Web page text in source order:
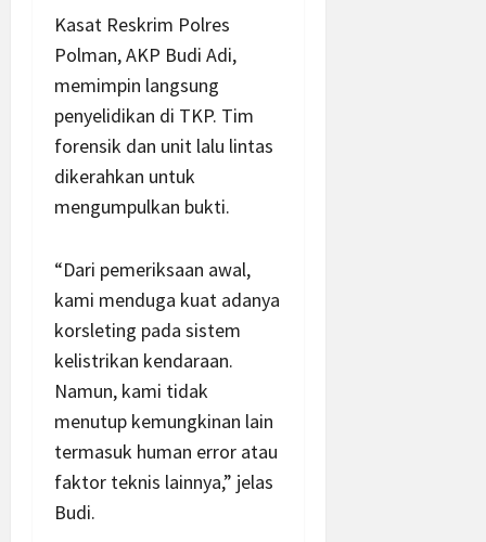
Kasat Reskrim Polres
Polman, AKP Budi Adi,
memimpin langsung
penyelidikan di TKP. Tim
forensik dan unit lalu lintas
dikerahkan untuk
mengumpulkan bukti.
“Dari pemeriksaan awal,
kami menduga kuat adanya
korsleting pada sistem
kelistrikan kendaraan.
Namun, kami tidak
menutup kemungkinan lain
termasuk human error atau
faktor teknis lainnya,” jelas
Budi.